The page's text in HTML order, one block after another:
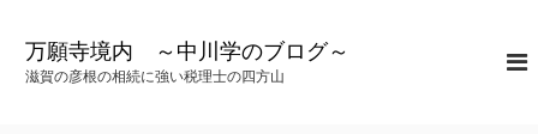
万願寺境内 ～中川学のブログ～
滋賀の彦根の相続に強い税理士の四方山